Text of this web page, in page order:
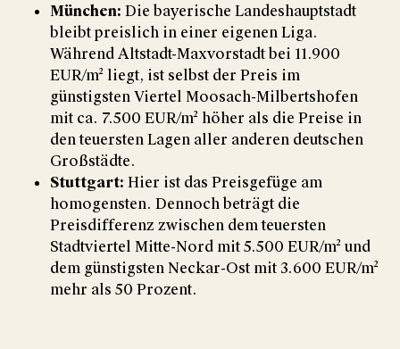
München: Die bayerische Landeshauptstadt
bleibt preislich in einer eigenen Liga.
Während Altstadt-Maxvorstadt bei 11.900
EUR/m² liegt, ist selbst der Preis im
günstigsten Viertel Moosach-Milbertshofen
mit ca. 7.500 EUR/m² höher als die Preise in
den teuersten Lagen aller anderen deutschen
Großstädte.
Stuttgart: Hier ist das Preisgefüge am
homogensten. Dennoch beträgt die
Preisdifferenz zwischen dem teuersten
Stadtviertel Mitte-Nord mit 5.500 EUR/m² und
dem günstigsten Neckar-Ost mit 3.600 EUR/m²
mehr als 50 Prozent.